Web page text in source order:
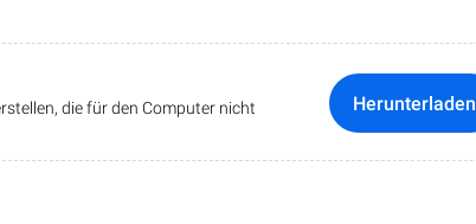
die für den Computer nicht
Herunterladen